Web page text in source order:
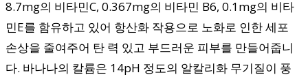
8.7mg의 비타민C, 0.367mg의 비타민 B6, 0.1mg의 비타
민E를 함유하고 있어 항산화 작용으로 노화로 인한 세포
손상을 줄여주어 탄 력 있고 부드러운 피부를 만들어줍니
다. 바나나의 칼륨은 14pH 정도의 알칼리화 무기질이 풍